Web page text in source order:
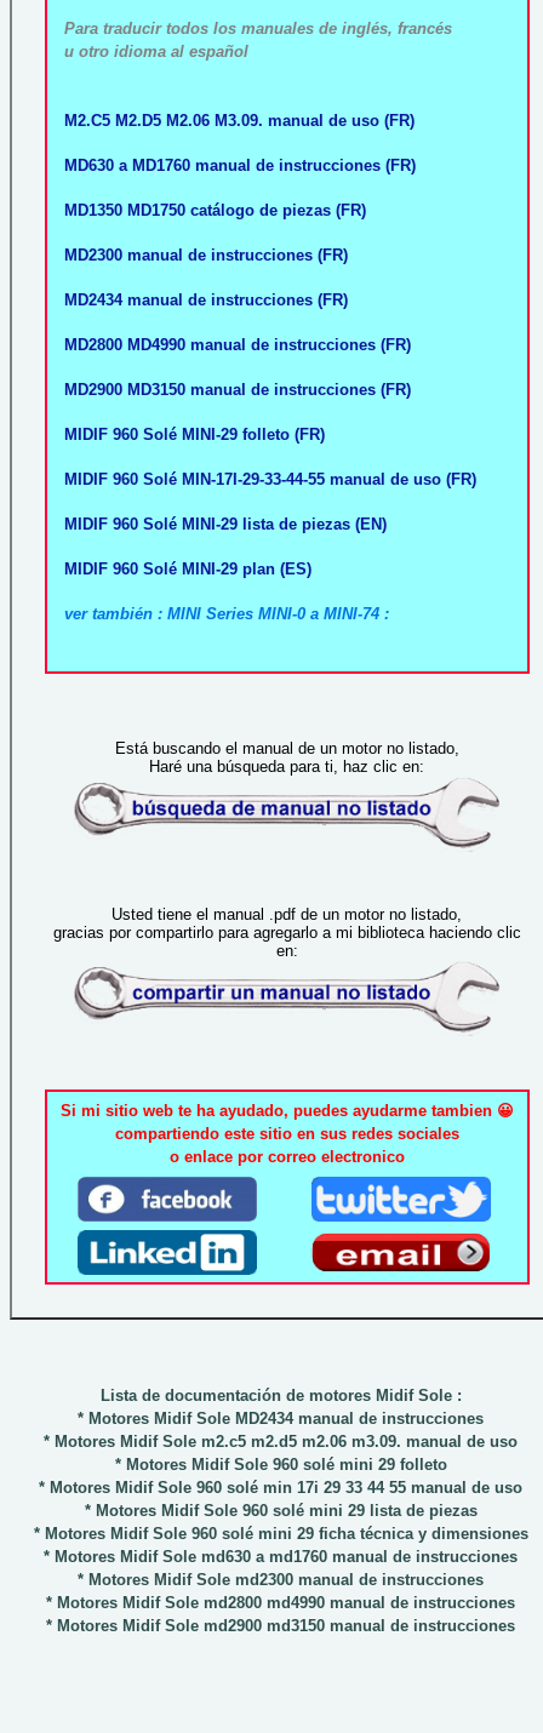
Para traducir todos los manuales de inglés, francés
u otro idioma al español
M2.C5 M2.D5 M2.06 M3.09. manual de uso (FR)
MD630 a MD1760 manual de instrucciones (FR)
MD1350 MD1750 catálogo de piezas (FR)
MD2300 manual de instrucciones (FR)
MD2434 manual de instrucciones (FR)
MD2800 MD4990 manual de instrucciones (FR)
MD2900 MD3150 manual de instrucciones (FR)
MIDIF 960 Solé MINI-29 folleto (FR)
MIDIF 960 Solé MIN-17I-29-33-44-55 manual de uso (FR)
MIDIF 960 Solé MINI-29 lista de piezas (EN)
MIDIF 960 Solé MINI-29 plan (ES)
ver también : MINI Series MINI-0 a MINI-74 :
Está buscando el manual de un motor no listado,
Haré una búsqueda para ti, haz clic en:
Usted tiene el manual .pdf de un motor no listado,
gracias por compartirlo para agregarlo a mi biblioteca haciendo clic
en:
Si mi sitio web te ha ayudado, puedes ayudarme tambien 😀
compartiendo este sitio en sus redes sociales
o enlace por correo electronico
Lista de documentación de motores Midif Sole :
* Motores Midif Sole MD2434 manual de instrucciones
* Motores Midif Sole m2.c5 m2.d5 m2.06 m3.09. manual de uso
* Motores Midif Sole 960 solé mini 29 folleto
* Motores Midif Sole 960 solé min 17i 29 33 44 55 manual de uso
* Motores Midif Sole 960 solé mini 29 lista de piezas
* Motores Midif Sole 960 solé mini 29 ficha técnica y dimensiones
* Motores Midif Sole md630 a md1760 manual de instrucciones
* Motores Midif Sole md2300 manual de instrucciones
* Motores Midif Sole md2800 md4990 manual de instrucciones
* Motores Midif Sole md2900 md3150 manual de instrucciones